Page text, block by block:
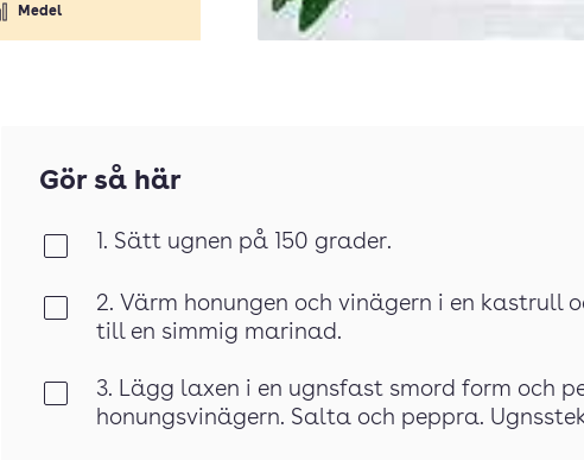
Medel
Gör så här
1. Sätt ugnen på 150 grader.
2. Värm honungen och vinägern i en
till en simmig marinad.
3. Lägg laxen i en ugnsfast smord form och
honungsvinägern. Salta och peppra.